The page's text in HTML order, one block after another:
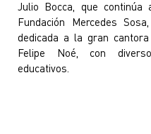
Julio Bocca, que
Fundación Mercedes
dedicada a la gran
Felipe Noé, con
educativos.